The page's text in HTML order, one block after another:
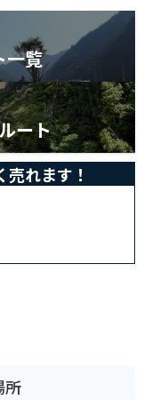
一覧
ート
れます！
所